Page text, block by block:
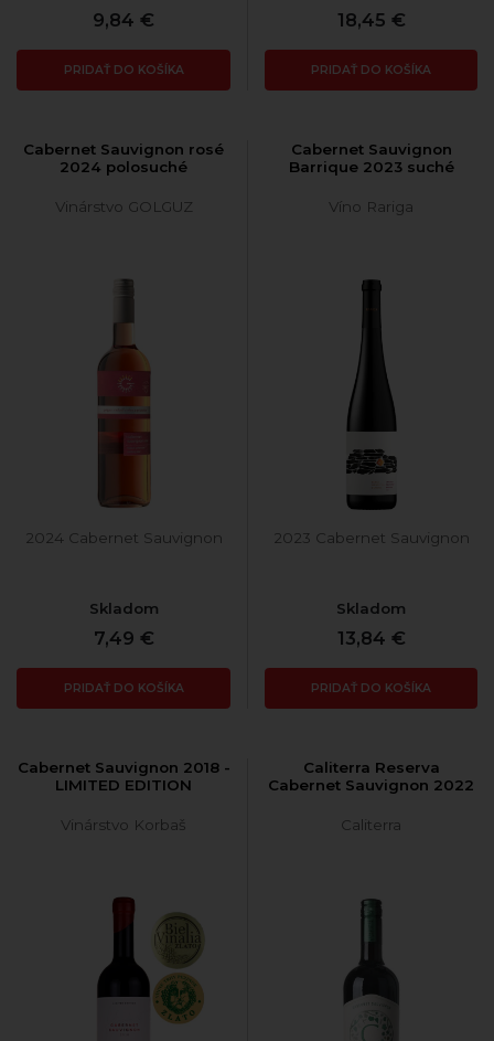
9,84 €
PRIDAŤ DO KOŠÍKA
18,45 €
PRIDAŤ DO KOŠÍKA
Cabernet Sauvignon rosé
2024 polosuché
Vinárstvo GOLGUZ
2024 Cabernet Sauvignon
Skladom
7,49 €
PRIDAŤ DO KOŠÍKA
Cabernet Sauvignon
Barrique 2023 suché
Víno Rariga
2023 Cabernet Sauvignon
Skladom
13,84 €
PRIDAŤ DO KOŠÍKA
Cabernet Sauvignon 2018 -
LIMITED EDITION
Vinárstvo Korbaš
Caliterra Reserva
Cabernet Sauvignon 2022
Caliterra